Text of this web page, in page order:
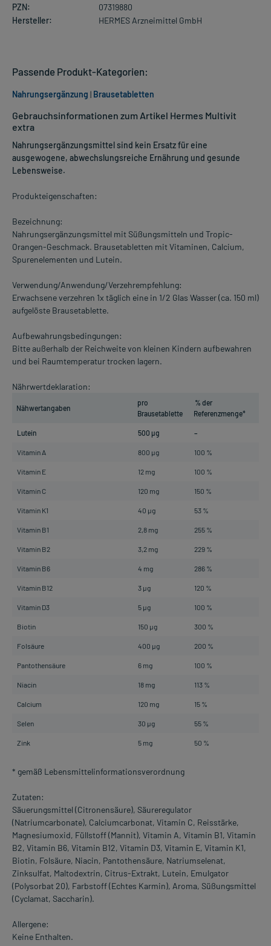
PZN:
07319880
Hersteller:
HERMES Arzneimittel GmbH
Gebrauchsinformationen zum Artikel Hermes Multivit
extra
Nahrungsergänzungsmittel sind kein Ersatz für eine
ausgewogene, abwechslungsreiche Ernährung und gesunde
Lebensweise.
Produkteigenschaften:
Bezeichnung:
Nahrungsergänzungsmittel mit Süßungsmitteln und Tropic-
Orangen-Geschmack. Brausetabletten mit Vitaminen, Calcium,
Spurenelementen und Lutein.
Verwendung/Anwendung/Verzehrempfehlung:
Erwachsene verzehren 1x täglich eine in 1/2 Glas Wasser (ca. 150 ml)
aufgelöste Brausetablette.
Aufbewahrungsbedingungen:
Bitte außerhalb der Reichweite von kleinen Kindern aufbewahren
und bei Raumtemperatur trocken lagern.
Nährwertdeklaration:
Nähwertangaben
pro
Brausetablette
% der
Referenzmenge*
Lutein 500 µg –
Vitamin A 800 µg 100 %
Vitamin E 12 mg 100 %
Vitamin C 120 mg 150 %
Vitamin K1 40 µg 53 %
Vitamin B1 2,8 mg 255 %
Vitamin B2 3,2 mg 229 %
Vitamin B6 4 mg 286 %
Vitamin B12 3 µg 120 %
Vitamin D3 5 µg 100 %
Biotin 150 µg 300 %
Folsäure 400 µg 200 %
Pantothensäure 6 mg 100 %
Niacin 18 mg 113 %
Calcium 120 mg 15 %
Selen 30 µg 55 %
Zink 5 mg 50 %
* gemäß Lebensmittelinformationsverordnung
Zutaten:
Säuerungsmittel (Citronensäure), Säureregulator
(Natriumcarbonate), Calciumcarbonat, Vitamin C, Reisstärke,
Magnesiumoxid, Füllstoff (Mannit), Vitamin A, Vitamin B1, Vitamin
B2, Vitamin B6, Vitamin B12, Vitamin D3, Vitamin E, Vitamin K1,
Biotin, Folsäure, Niacin, Pantothensäure, Natriumselenat,
Zinksulfat, Maltodextrin, Citrus-Extrakt, Lutein, Emulgator
(Polysorbat 20), Farbstoff (Echtes Karmin), Aroma, Süßungsmittel
(Cyclamat, Saccharin).
Allergene:
Keine Enthalten.
Passende Produkt-Kategorien:
Nahrungsergänzung | Brausetabletten